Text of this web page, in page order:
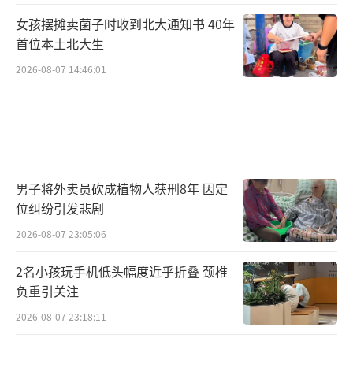
女孩摆摊卖菌子时收到北大通知书 40年
首位本土北大生
2026-08-07 14:46:01
男子将外卖员砍成植物人获刑8年 因定
位纠纷引发悲剧
2026-08-07 23:05:06
2名小孩玩手机低头幅度近乎折叠 颈椎
负重引关注
2026-08-07 23:18:11